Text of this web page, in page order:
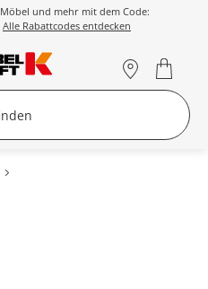
und mehr mit dem Code:
Alle Rabattcodes entdecken